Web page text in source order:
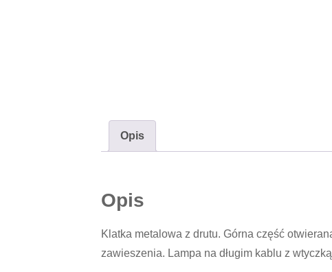
Opis
Opis
Klatka metalowa z drutu. Górna część
zawieszenia. Lampa na długim kablu z